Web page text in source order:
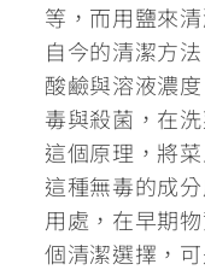
等，而用鹽來
自今的清潔方
酸鹼與溶液濃
毒與殺菌，在
這個原理，將
這種無毒的成
用處，在早期
個清潔選擇，